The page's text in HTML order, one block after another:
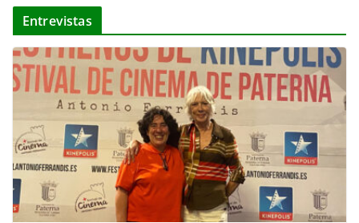
Entrevistas